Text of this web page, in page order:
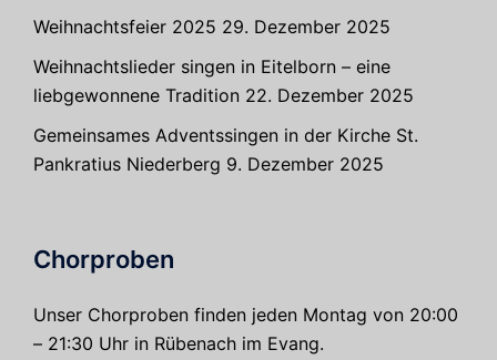
Weihnachtsfeier 2025 29. Dezember 2025
Weihnachtslieder singen in Eitelborn – eine
liebgewonnene Tradition 22. Dezember 2025
Gemeinsames Adventssingen in der Kirche St.
Pankratius Niederberg 9. Dezember 2025
Chorproben
Unser Chorproben finden jeden Montag von 20:00
– 21:30 Uhr in Rübenach im Evang.